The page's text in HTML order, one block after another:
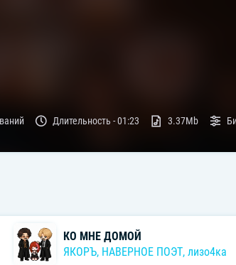
Длительность -01:23 3.37Mb
КО МНЕ ДОМОЙ
ЯКОРЪ, НАВЕРНОЕ ПОЭТ, лизо4ка